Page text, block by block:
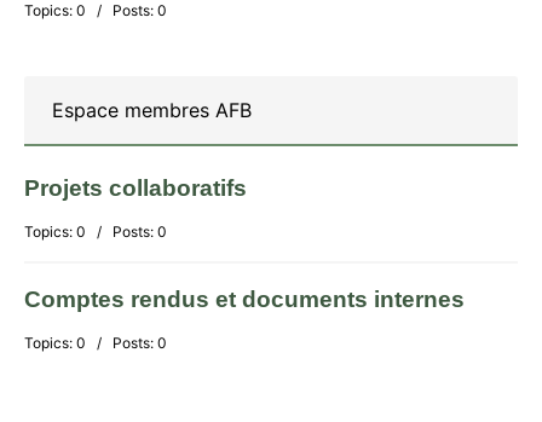
Topics: 0 / Posts: 0
Espace membres AFB
Projets collaboratifs
Topics: 0 / Posts: 0
Comptes rendus et documents internes
Topics: 0 / Posts: 0